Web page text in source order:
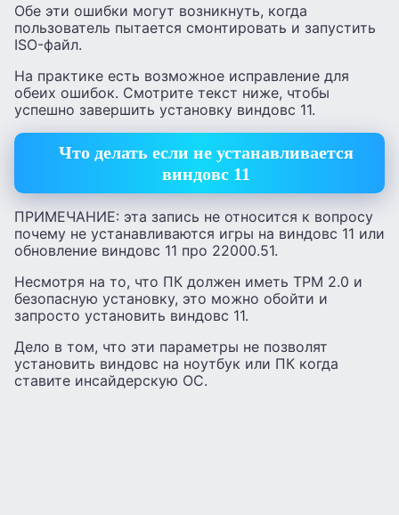
Обе эти ошибки могут возникнуть, когда
пользователь пытается смонтировать и запустить
ISO-файл.
На практике есть возможное исправление для
обеих ошибок. Смотрите текст ниже, чтобы
успешно завершить установку виндовс 11.
Что делать если не устанавливается
виндовс 11
ПРИМЕЧАНИЕ: эта запись не относится к вопросу
почему не устанавливаются игры на виндовс 11 или
обновление виндовс 11 про 22000.51.
Несмотря на то, что ПК должен иметь TPM 2.0 и
безопасную установку, это можно обойти и
запросто установить виндовс 11.
Дело в том, что эти параметры не позволят
установить виндовс на ноутбук или ПК когда
ставите инсайдерскую ОС.